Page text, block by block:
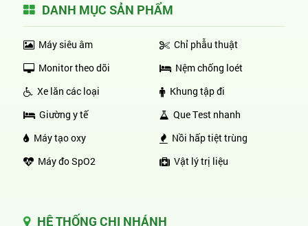
DANH MỤC SẢN PHẨM
Máy siêu âm
Monitor theo dõi
Xe lăn các loại
Giường y tế
Máy tạo oxy
Máy đo SpO2
Chỉ phẫu thuật
Nệm chống loét
Khung tập đi
Que Test nhanh
Nồi hấp tiệt trùng
Vật lý trị liệu
HỆ THỐNG CHI NHÁNH